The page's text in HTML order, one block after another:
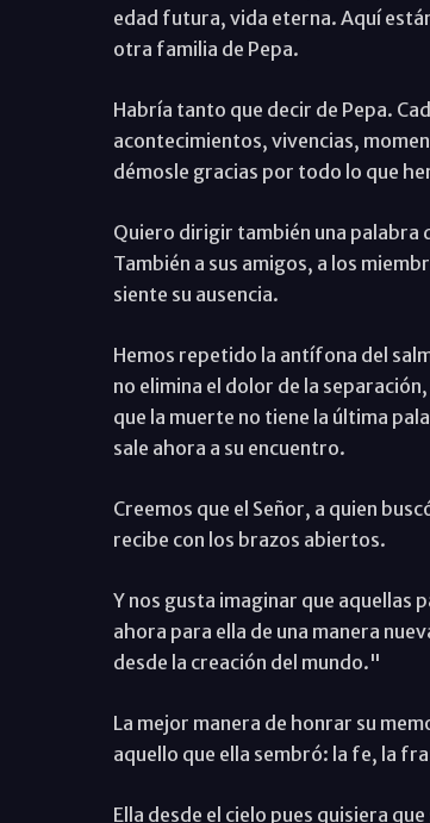
edad futura, vida eterna. Aquí
otra familia de Pepa.
Habría tanto que decir de Pepa.
acontecimientos, vivencias,
démosle gracias por todo lo que
Quiero dirigir también una palabra
También a sus amigos, a los
siente su ausencia.
Hemos repetido la antífona del
no elimina el dolor de la
que la muerte no tiene la última
sale ahora a su encuentro.
Creemos que el Señor, a quien
recibe con los brazos abiertos.
Y nos gusta imaginar que aquellas
ahora para ella de una manera
desde la creación del mundo."
La mejor manera de honrar su
aquello que ella sembró: la fe, la
Ella desde el cielo pues quisiera